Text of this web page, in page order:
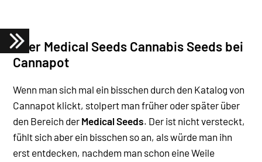
Über Medical Seeds Cannabis Seeds bei
Cannapot
Wenn man sich mal ein bisschen durch den Katalog von
Cannapot klickt, stolpert man früher oder später über
den Bereich der Medical Seeds. Der ist nicht versteckt,
fühlt sich aber ein bisschen so an, als würde man ihn
erst entdecken, nachdem man schon eine Weile